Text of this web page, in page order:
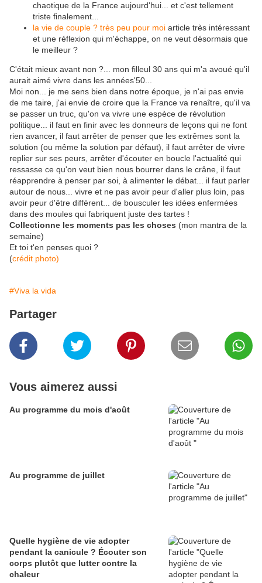
chaotique de la France aujourd'hui... et c'est tellement
triste finalement...
la vie de couple ? très peu pour moi article très intéressant
et une réflexion qui m'échappe, on ne veut désormais que
le meilleur ?
C'était mieux avant non ?... mon filleul 30 ans qui m'a avoué qu'il
aurait aimé vivre dans les années'50...
Moi non... je me sens bien dans notre époque, je n'ai pas envie
de me taire, j'ai envie de croire que la France va renaître, qu'il va
se passer un truc, qu'on va vivre une espèce de révolution
politique... il faut en finir avec les donneurs de leçons qui ne font
rien avancer, il faut arrêter de penser que les extrêmes sont la
solution (ou même la solution par défaut), il faut arrêter de vivre
replier sur ses peurs, arrêter d'écouter en boucle l'actualité qui
ressasse ce qu'on veut bien nous bourrer dans le crâne, il faut
réapprendre à penser par soi, à alimenter le débat... il faut parler
autour de nous... vivre et ne pas avoir peur d'aller plus loin, pas
avoir peur d'être différent... de bousculer les idées enfermées
dans des moules qui fabriquent juste des tartes !
Collectionne les moments pas les choses (mon mantra de la
semaine)
Et toi t'en penses quoi ?
(crédit photo)
#Viva la vida
Partager
Vous aimerez aussi
Au programme du mois d'août
Au programme de juillet
Quelle hygiène de vie adopter
pendant la canicule ? Écouter son
corps plutôt que lutter contre la
chaleur